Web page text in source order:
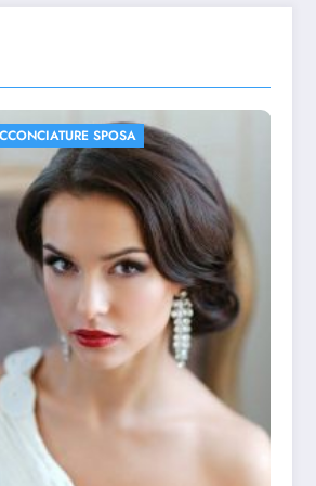
ACCONCIATURE SPOSA
FOTO MATRIMONIO